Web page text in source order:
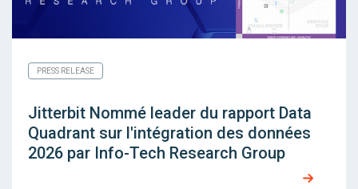
PRESS RELEASE
Jitterbit Nommé leader du rapport Data
Quadrant sur l'intégration des données
2026 par Info-Tech Research Group